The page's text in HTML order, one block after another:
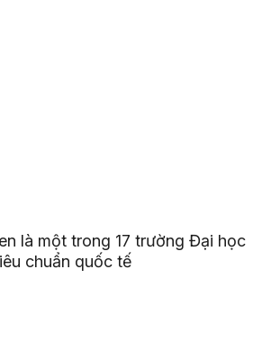
là một trong 17 trường Đại học
chuẩn quốc tế